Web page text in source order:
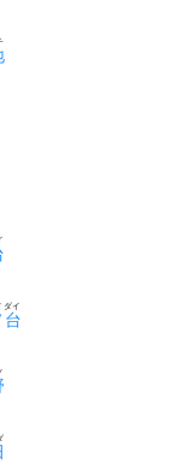
台
イ